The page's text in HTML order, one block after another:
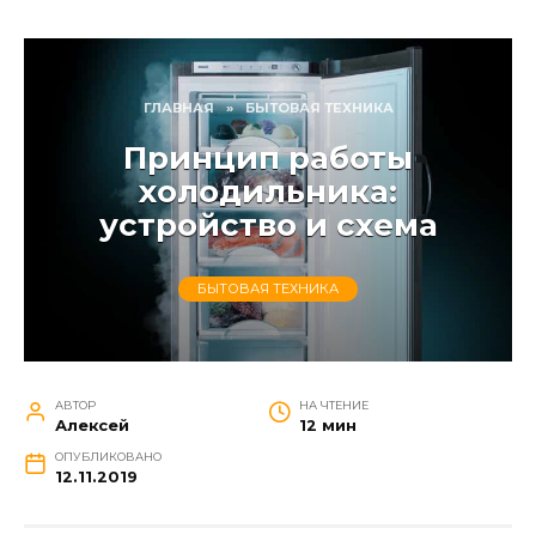
ГЛАВНАЯ » БЫТОВАЯ ТЕХНИКА
Принцип работы
холодильника:
устройство и схема
БЫТОВАЯ ТЕХНИКА
АВТОР
Алексей
НА ЧТЕНИЕ
12 мин
ОПУБЛИКОВАНО
12.11.2019